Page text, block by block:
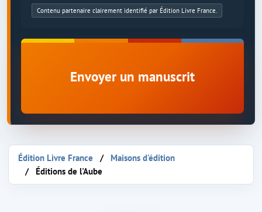
Contenu partenaire clairement identifié par Édition Livre France.
Envoyer un manuscrit
Édition Livre France
Maisons d'édition
Éditions de l'Aube